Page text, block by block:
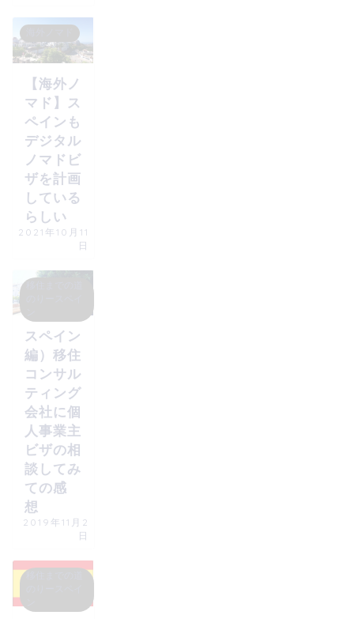
【海外ノ
マド】ス
ペインも
デジタル
ノマドビ
ザを計画
している
らしい
2021年10月11
日
スペイン
編）移住
コンサル
ティング
会社に個
人事業主
ビザの相
談してみ
ての感
想
2019年11月2
日